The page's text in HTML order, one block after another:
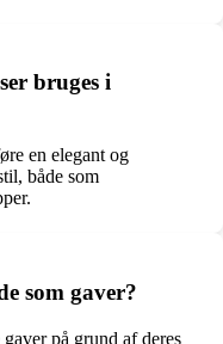
bruges i
en elegant og
både som
som gaver?
på grund af deres